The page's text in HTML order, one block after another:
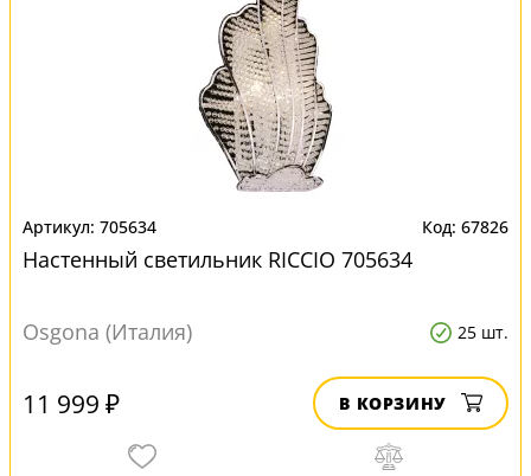
705634 67826
Настенный светильник RICCIO 705634
Osgona (Италия) 25 шт.
11 999 ₽ В КОРЗИНУ